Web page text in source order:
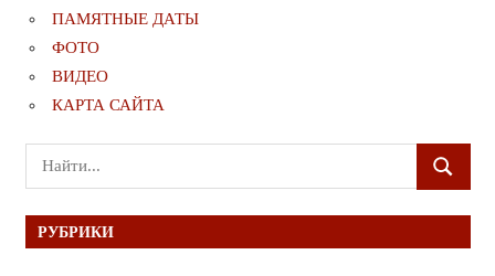
ПАМЯТНЫЕ ДАТЫ
ФОТО
ВИДЕО
КАРТА САЙТА
Поиск
для:
ПОИСК
РУБРИКИ